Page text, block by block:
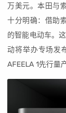
万美元。本田与
十分明确：借助
的智能电动车。
动将举办专场发
AFEELA 1先行量